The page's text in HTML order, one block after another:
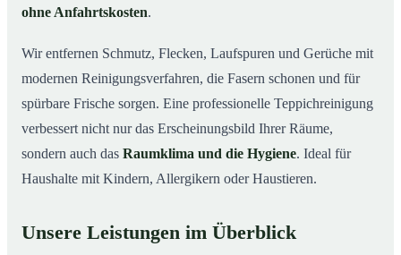
ohne Anfahrtskosten.
Wir entfernen Schmutz, Flecken, Laufspuren und Gerüche mit
modernen Reinigungsverfahren, die Fasern schonen und für
spürbare Frische sorgen. Eine professionelle Teppichreinigung
verbessert nicht nur das Erscheinungsbild Ihrer Räume,
sondern auch das Raumklima und die Hygiene. Ideal für
Haushalte mit Kindern, Allergikern oder Haustieren.
Unsere Leistungen im Überblick